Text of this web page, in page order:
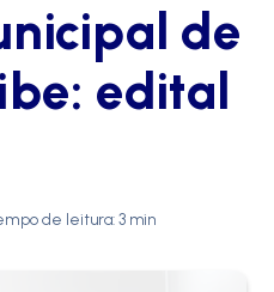
de
edital
de leitura: 3 min